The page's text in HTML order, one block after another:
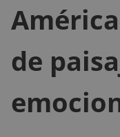
de